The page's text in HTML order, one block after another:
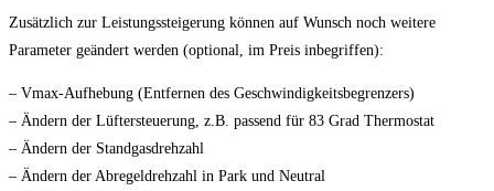
Zusätzlich zur Leistungssteigerung können auf Wunsch noch weitere
Parameter geändert werden (optional, im Preis inbegriffen):
– Vmax-Aufhebung (Entfernen des Geschwindigkeitsbegrenzers)
– Ändern der Lüftersteuerung, z.B. passend für 83 Grad Thermostat
– Ändern der Standgasdrehzahl
– Ändern der Abregeldrehzahl in Park und Neutral